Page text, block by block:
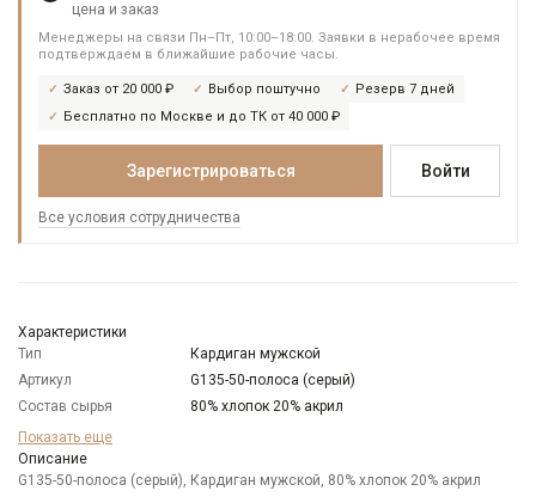
цена и заказ
Менеджеры на связи Пн–Пт, 10:00–18:00. Заявки в нерабочее время
подтверждаем в ближайшие рабочие часы.
Заказ от 20 000 ₽ Выбор поштучно
Резерв 7 дней
Бесплатно по Москве и до ТК от 40 000 ₽
Зарегистрироваться Войти
Все условия сотрудничества
Характеристики
Тип
Кардиган мужской
Артикул
G135-50-полоса (серый)
Состав сырья
80% хлопок 20% акрил
Бренд
Модель
Цвет
Серый
Показать еще
Описание
G135-50-полоса (серый), Кардиган мужской, 80% хлопок 20% акрил